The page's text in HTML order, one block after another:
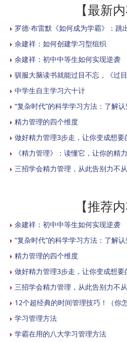
【最新内
罗德·布雷默《如何成为学霸》：跳
余建祥：如何创建学习型组织
余建祥：初中中等生如何实现逆袭
驯服大脑读书就能过目不忘，《过
中学生自主学习六十计
“复杂时代”的科学学习方法：了解
精力管理的四个维度
做好精力管理3步走，让你变成想要
《精力管理》：读懂它，让你的精
三招学会精力管理，从此告别力不
【推荐内
余建祥：初中中等生如何实现逆袭
“复杂时代”的科学学习方法：了解
精力管理的四个维度
做好精力管理3步走，让你变成想要
三招学会精力管理，从此告别力不
12个超经典的时间管理技巧！（你
学习管理方法
学霸在用的八大学习管理方法